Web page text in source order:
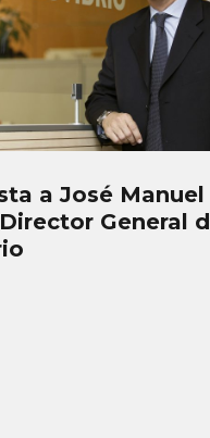
a José Manuel
General